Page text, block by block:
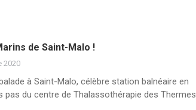
de Saint-Malo !
2020
à Saint-Malo, célèbre station balnéaire en
du centre de Thalassothérapie des Thermes